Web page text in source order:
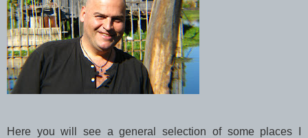
Here you will see a general selection of some places I